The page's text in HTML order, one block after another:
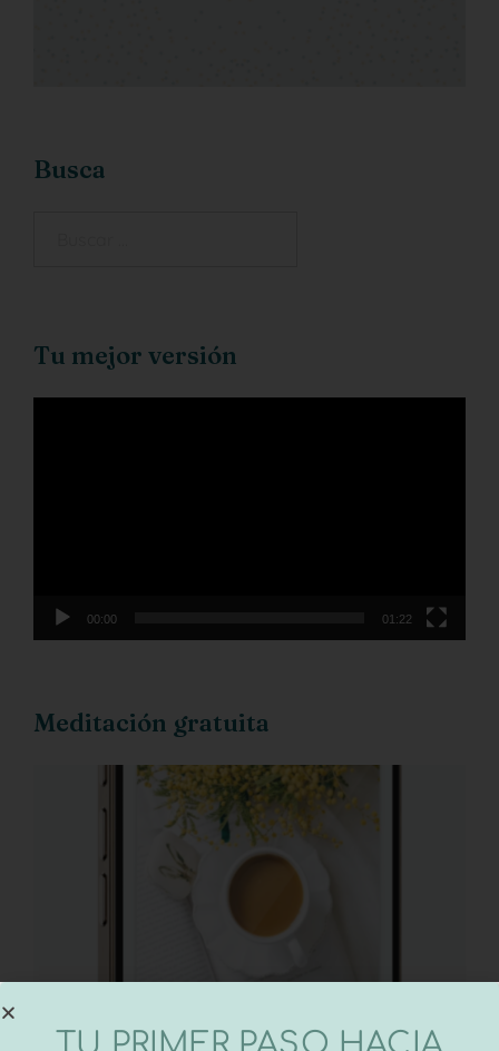
Busca
Tu mejor versión
00:00 01:22
Meditación gratuita
TU PRIMER PASO HACIA